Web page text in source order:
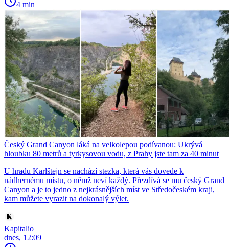
4 min
Český Grand Canyon láká na velkolepou podívanou: Ukrývá
hloubku 80 metrů a tyrkysovou vodu, z Prahy jste tam za 40 minut
U hradu Karlštejn se nachází stezka, která vás dovede k
nádhernému místu, o němž neví každý. Přezdívá se mu český Grand
Canyon a je to jedno z nejkrásnějších míst ve Středočeském kraji,
kam můžete vyrazit na dokonalý výlet.
Kapitalio
dnes, 12:09